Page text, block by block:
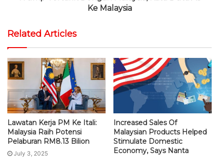
Ke Malaysia
Related Articles
Lawatan Kerja PM Ke Itali:
Malaysia Raih Potensi
Pelaburan RM8.13 Bilion
July 3, 2025
Increased Sales Of
Malaysian Products Helped
Stimulate Domestic
Economy, Says Nanta